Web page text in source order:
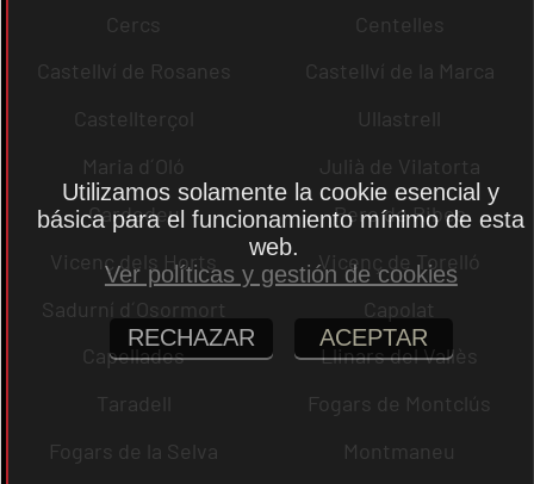
Cercs
Centelles
Castellví de Rosanes
Castellví de la Marca
Castellterçol
Ullastrell
Maria d´Oló
Julià de Vilatorta
Cardedeu
Pere de Ribes
Vicenç dels Horts
Vicenç de Torelló
Sadurní d´Osormort
Capolat
Capellades
Llinars del Vallès
Taradell
Fogars de Montclús
Fogars de la Selva
Montmaneu
Utilizamos solamente la cookie esencial y
básica para el funcionamiento mínimo de esta
web.
Ver políticas y gestión de cookies
RECHAZAR ACEPTAR